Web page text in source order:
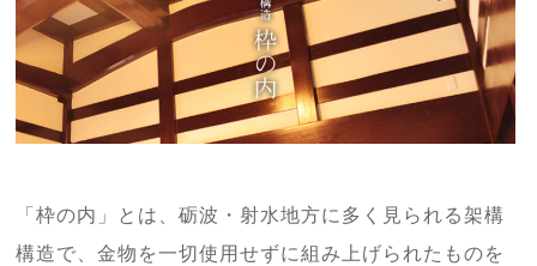
「枠の内」とは、砺波・射水地方に多く見られる架構
構造で、金物を一切使用せずに組み上げられたものを